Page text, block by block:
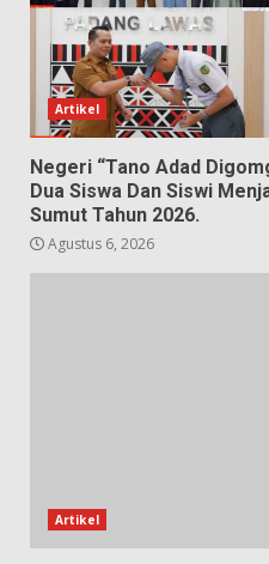
Artikel
Negeri “Tano Adad
Dua Siswa Dan Siswi
Sumut Tahun 2026.
Agustus 6, 2026
Artikel